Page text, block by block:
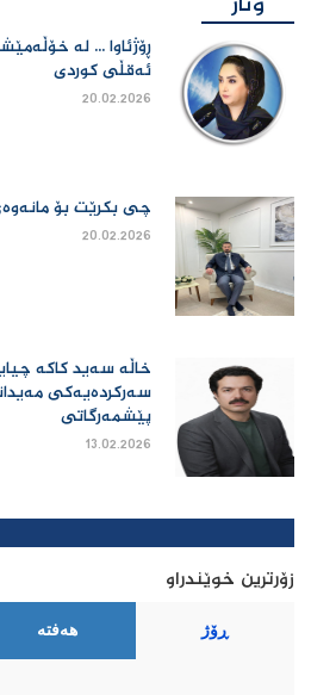
ڕۆژئاوا ... لە
ئەقڵی کوردی
20.02.2026
چی بكرێت بۆ
20.02.2026
خاڵە سەید کاکە
سەرکردەیەکی
پێشمەرگاتی
13.02.2026
زۆرترین خوێندراو
ڕۆژ هەفتە